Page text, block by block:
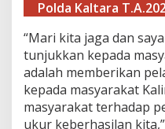
Polda Kaltara
“Mari kita jaga dan
tunjukkan kepada
adalah memberikan
kepada masyarakat
masyarakat terhadap
ukur keberhasilan